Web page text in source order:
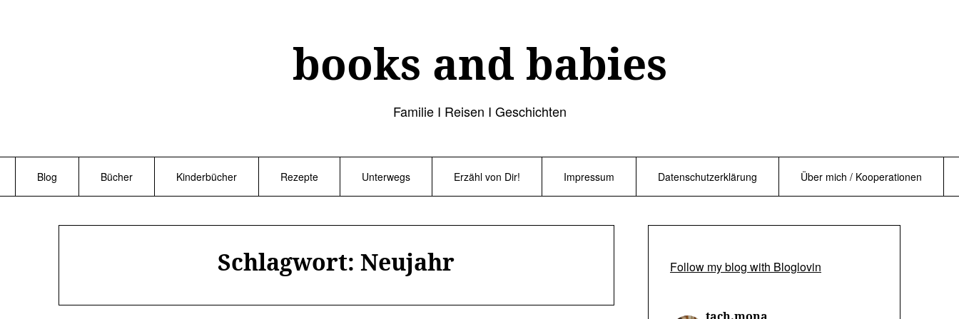
books and babies
Familie I Reisen I Geschichten
Blog Bücher Kinderbücher Rezepte Unterwegs Erzähl von Dir! Impressum Datenschutzerklärung Über mich / Kooperationen
Schlagwort:Neujahr Follow my blog with Bloglovin